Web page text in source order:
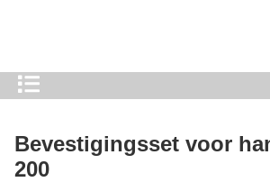
Bevestigingsset voor
200